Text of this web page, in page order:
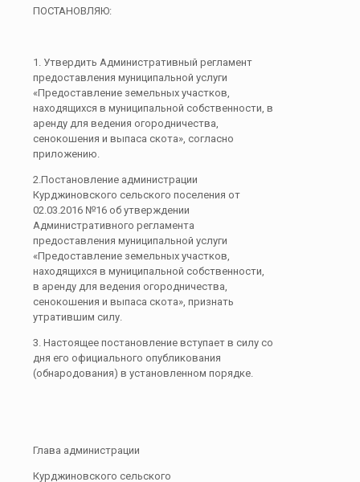
ПОСТАНОВЛЯЮ:
1. Утвердить Административный регламент
предоставления муниципальной услуги
«Предоставление земельных участков,
находящихся в муниципальной собственности, в
аренду для ведения огородничества,
сенокошения и выпаса скота», согласно
приложению.
2.Постановление администрации
Курджиновского сельского поселения от
02.03.2016 №16 об утверждении
Административного регламента
предоставления муниципальной услуги
«Предоставление земельных участков,
находящихся в муниципальной собственности,
в аренду для ведения огородничества,
сенокошения и выпаса скота», признать
утратившим силу.
3. Настоящее постановление вступает в силу со
дня его официального опубликования
(обнародования) в установленном порядке.
Глава администрации
Курджиновского сельского